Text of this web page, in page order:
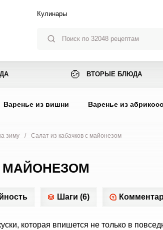
Кулинары
🍲 ВТОРЫЕ БЛЮДА
Варенье из вишни Варенье из
зиму / Салат из кабачков с майонезом
МАЙОНЕЗОМ
Шаги (6)
которая впишется не только в